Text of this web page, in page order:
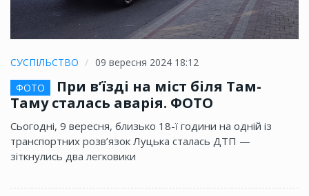
СУСПІЛЬСТВО
09 вересня 2024 18:12
ФОТО
При в’їзді на міст біля Там-
Таму сталась аварія. ФОТО
Сьогодні, 9 вересня, близько 18-ї години на одній із
транспортних розв’язок Луцька сталась ДТП —
зіткнулись два легковики